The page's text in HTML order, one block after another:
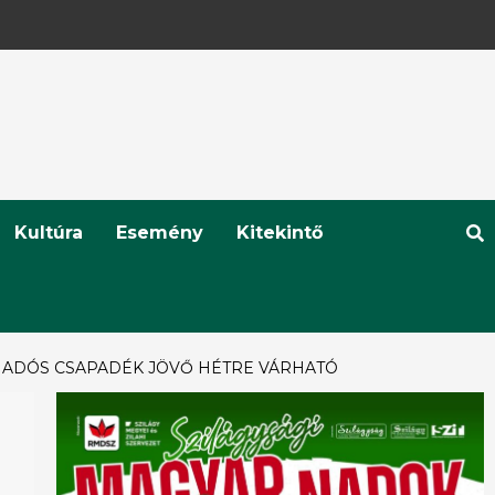
Kultúra Esemény Kitekintő
CSAPADÉK JÖVŐ HÉTRE VÁRHATÓ